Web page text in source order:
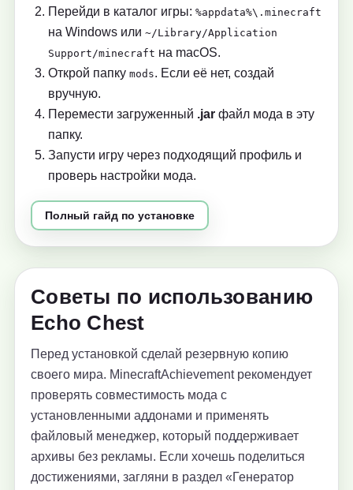
Перейди в каталог игры: %appdata%\.minecraft
на Windows или ~/Library/Application
Support/minecraft на macOS.
Открой папку mods. Если её нет, создай
вручную.
Перемести загруженный .jar файл мода в эту
папку.
Запусти игру через подходящий профиль и
проверь настройки мода.
Полный гайд по установке
Советы по использованию
Echo Chest
Перед установкой сделай резервную копию
своего мира. MinecraftAchievement рекомендует
проверять совместимость мода с
установленными аддонами и применять
файловый менеджер, который поддерживает
архивы без рекламы. Если хочешь поделиться
достижениями, загляни в раздел «Генератор